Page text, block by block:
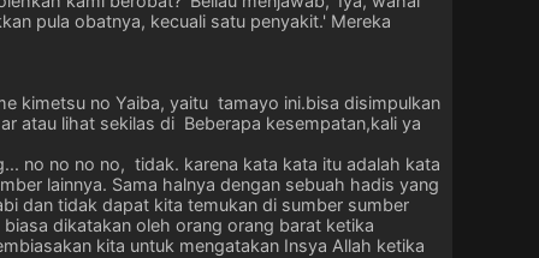
pula obatnya, kecuali satu penyakit.' Mereka
kimetsu no Yaiba, yaitu tamayo ini.bisa disimpulkan
atau lihat sekilas di Beberapa kesempatan,kali ya
no no no no, tidak. karena kata kata itu adalah kata
lainnya. Sama halnya dengan sebuah hadis yang
dan tidak dapat kita temukan di sumber sumber
dikatakan oleh orang orang barat ketika
kita untuk mengatakan Insya Allah ketika